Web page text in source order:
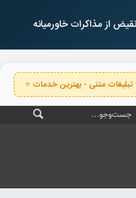
از مذاکرات خاورمیانه
تبلیغات متنی - بهترین خدمات ⭐